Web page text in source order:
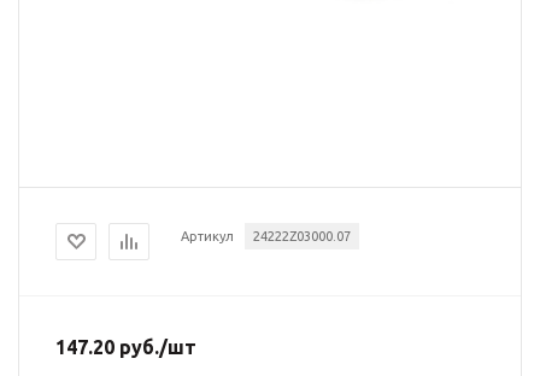
Артикул 24222Z03000.07
147.20 руб./шт